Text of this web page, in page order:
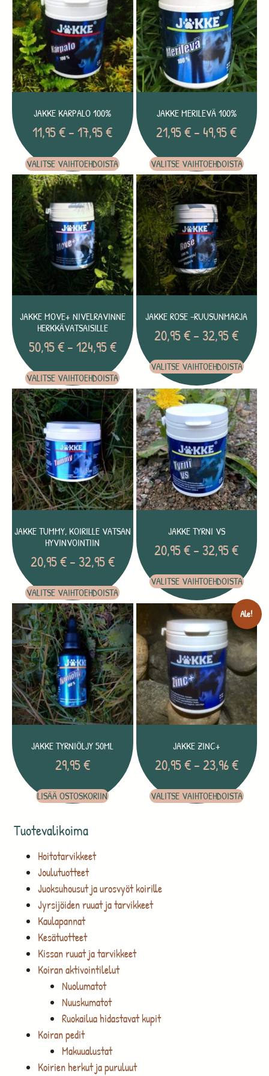
Tuotevalikoima
Hoitotarvikkeet
Joulutuotteet
Juoksuhousut ja urosvyöt koirille
Jyrsijöiden ruuat ja tarvikkeet
Kaulapannat
Kesätuotteet
Kissan ruuat ja tarvikkeet
Koiran aktivointilelut
Nuolumatot
Nuuskumatot
Ruokailua hidastavat kupit
Koiran pedit
Makuualustat
Koirien herkut ja puruluut
JAKKE KARPALO 100%
11,95€– 17,95€
VALITSE VAIHTOEHDOISTA
JAKKE MERILEVÄ 100%
21,95€– 49,95€
VALITSE VAIHTOEHDOISTA
JAKKE MOVE+ NIVELRAVINNE
HERKKÄVATSAISILLE
50,95€ –124,95€
VALITSE VAIHTOEHDOISTA
JAKKE ROSE -RUUSUNMARJA
20,95€– 32,95€
VALITSE VAIHTOEHDOISTA
JAKKE TUMMY, KOIRILLE VATSAN
HYVINVOINTIIN
20,95€ – 32,95€
VALITSE VAIHTOEHDOISTA
JAKKE TYRNI VS
20,95€– 32,95€
VALITSE VAIHTOEHDOISTA
JAKKE TYRNIÖLJY 50ML
29,95€
LISÄÄ OSTOSKORIIN
Ale!
JAKKE ZINC+
20,95€ –23,96€
VALITSE VAIHTOEHDOISTA